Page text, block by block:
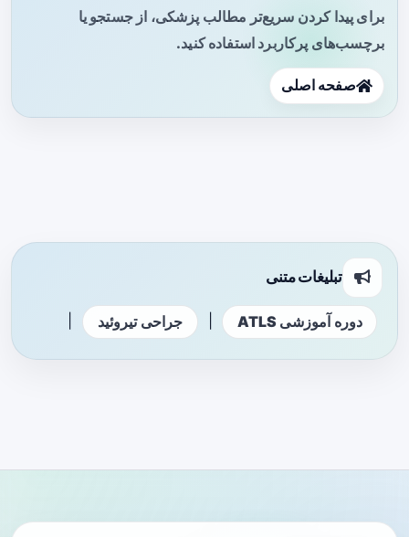
برای پیدا کردن سریع‌تر مطالب پزشکی، از جستجو یا
برچسب‌های پرکاربرد استفاده کنید.
صفحه اصلی
تبلیغات متنی
دوره آموزشی ATLS جراحی تیروئید